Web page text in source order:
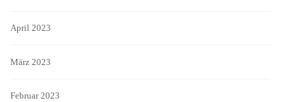
April 2023
März 2023
Februar 2023